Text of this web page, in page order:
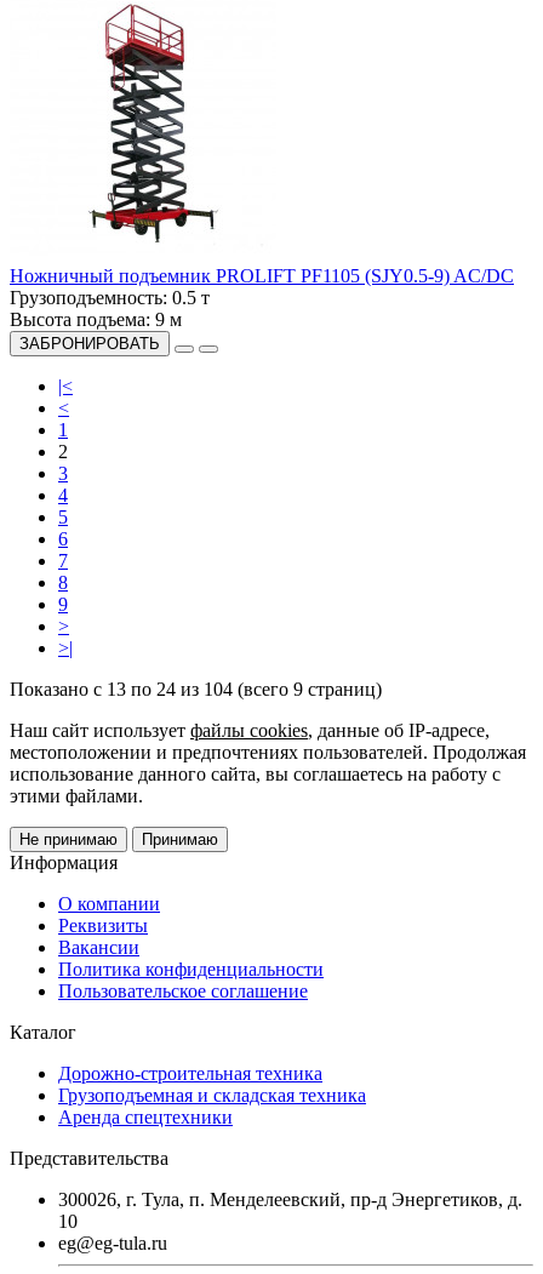
Ножничный подъемник PROLIFT PF1105 (SJY0.5-9) AC/DC
Грузоподъемность: 0.5 т
Высота подъема: 9 м
ЗАБРОНИРОВАТЬ
|<
<
1
2
3
4
5
6
7
8
9
>
>|
Показано с 13 по 24 из 104 (всего 9 страниц)
Наш сайт использует файлы cookies, данные об IP-адресе,
местоположении и предпочтениях пользователей. Продолжая
использование данного сайта, вы соглашаетесь на работу с
этими файлами.
Не принимаю Принимаю
Информация
О компании
Реквизиты
Вакансии
Политика конфиденциальности
Пользовательское соглашение
Каталог
Дорожно-строительная техника
Грузоподъемная и складская техника
Аренда спецтехники
Представительства
300026, г. Тула, п. Менделеевский, пр-д Энергетиков, д.
10
eg@eg-tula.ru